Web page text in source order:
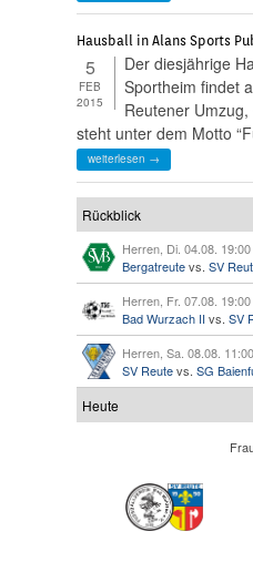
Hausball in Alans Sports
5
FEB
2015
Der diesjährige
Sportheim findet
Reutener
steht unter dem Motto
weiterlesen →
Rückblick
Herren, Di. 04.08.
Bergatreutevs. SV
Herren, Fr. 07.08.
Bad Wurzach IIvs. SV
Herren, Sa. 08.08.
SV Reutevs. SG
Heute